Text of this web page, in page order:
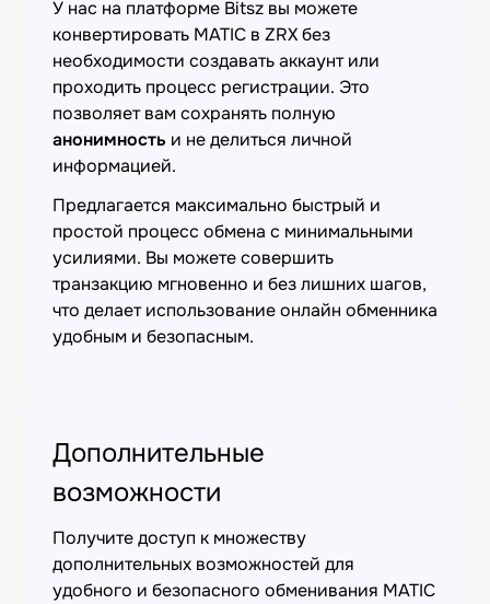
У нас на платформе Bitsz вы можете
конвертировать MATIC в ZRX без
необходимости создавать аккаунт или
проходить процесс регистрации. Это
позволяет вам сохранять полную
анонимность и не делиться личной
информацией.
Предлагается максимально быстрый и
простой процесс обмена с минимальными
усилиями. Вы можете совершить
транзакцию мгновенно и без лишних шагов,
что делает использование онлайн обменника
удобным и безопасным.
Дополнительные
возможности
Получите доступ к множеству
дополнительных возможностей для
удобного и безопасного обменивания MATIC